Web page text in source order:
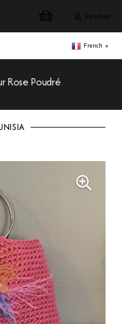
Vendeur
French ▼
Rose Poudré